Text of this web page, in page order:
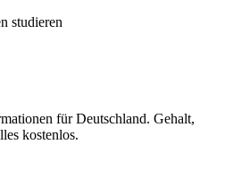
studieren
für Deutschland. Gehalt,
kostenlos.